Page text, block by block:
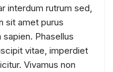
interdum rutrum sed,
sit amet purus
Phasellus
vitae, imperdiet
Vivamus non